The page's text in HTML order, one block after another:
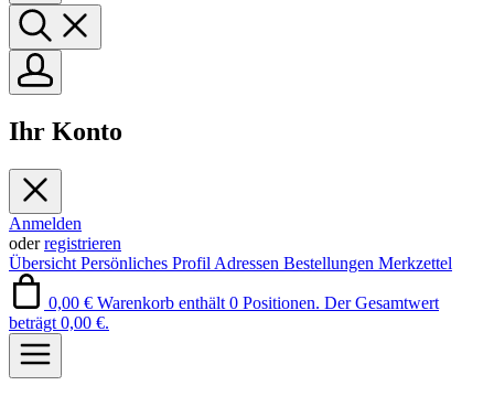
Ihr Konto
Anmelden
oderregistrieren
Übersicht Persönliches Profil Adressen Bestellungen Merkzettel
0,00 € Warenkorb enthält 0 Positionen. Der Gesamtwert
beträgt 0,00 €.